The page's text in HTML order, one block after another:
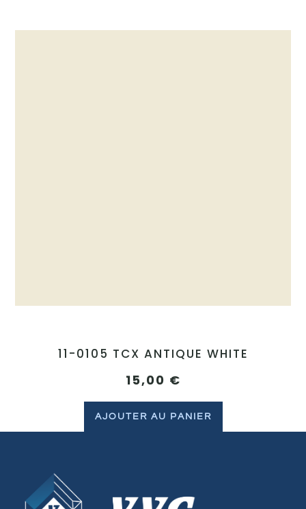
11-0105 TCX ANTIQUE WHITE
15,00 €
AJOUTER AU PANIER